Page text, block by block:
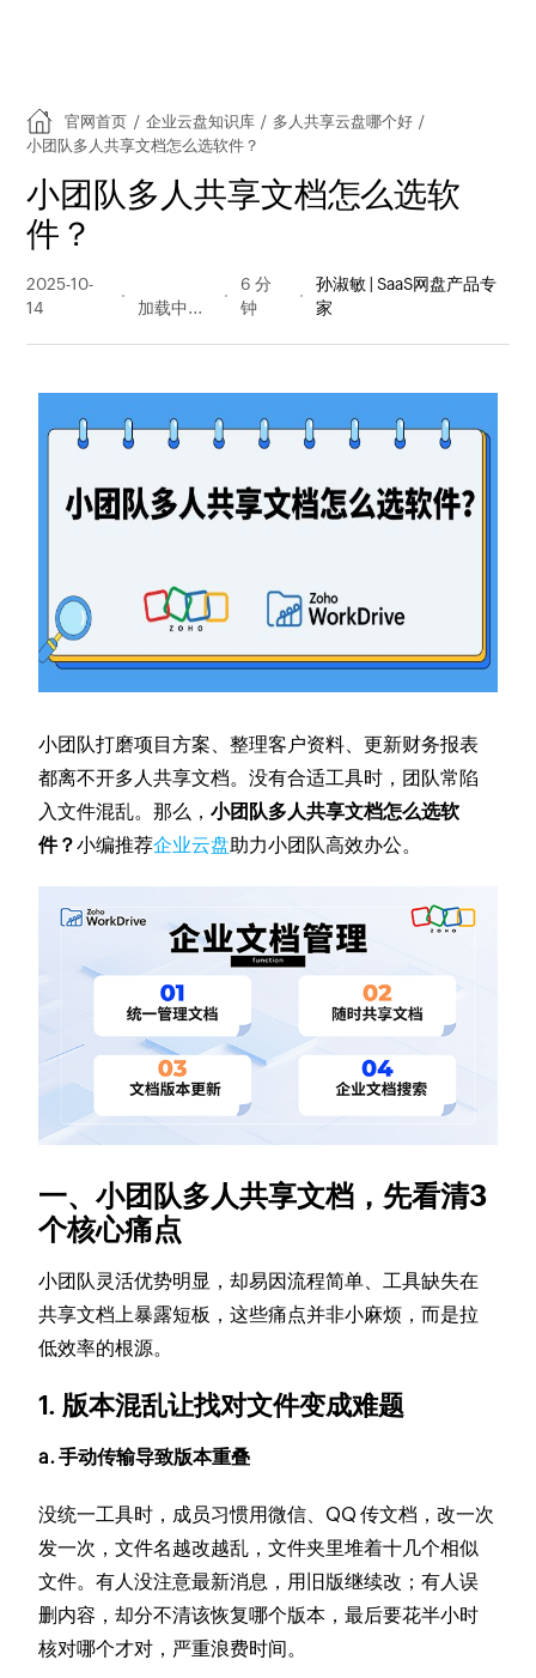
官网首页 / 企业云盘知识库 / 多人共享云盘哪个好 /
小团队多人共享文档怎么选软件？
小团队多人共享文档怎么选软
件？
2025-10-
14
量
6 分
钟
孙淑敏 | SaaS网盘产品专
家
小团队打磨项目方案、整理客户资料、更新财务报表
都离不开多人共享文档。没有合适工具时，团队常陷
入文件混乱。那么，小团队多人共享文档怎么选软
件？小编推荐企业云盘助力小团队高效办公。
一、小团队多人共享文档，先看清3
个核心痛点
小团队灵活优势明显，却易因流程简单、工具缺失在
共享文档上暴露短板，这些痛点并非小麻烦，而是拉
低效率的根源。
1. 版本混乱让找对文件变成难题
a. 手动传输导致版本重叠
没统一工具时，成员习惯用微信、QQ 传文档，改一次
发一次，文件名越改越乱，文件夹里堆着十几个相似
文件。有人没注意最新消息，用旧版继续改；有人误
删内容，却分不清该恢复哪个版本，最后要花半小时
核对哪个才对，严重浪费时间。